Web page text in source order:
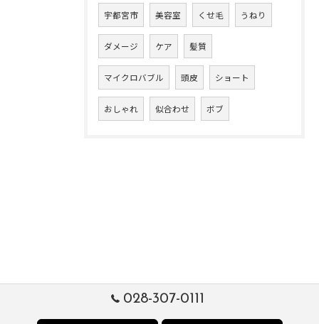
宇都宮市 美容室 くせ毛 うねり
ダメージ ケア 髪質
マイクロバブル 頭皮 ショート
おしゃれ 似合わせ ボブ
028-307-0111